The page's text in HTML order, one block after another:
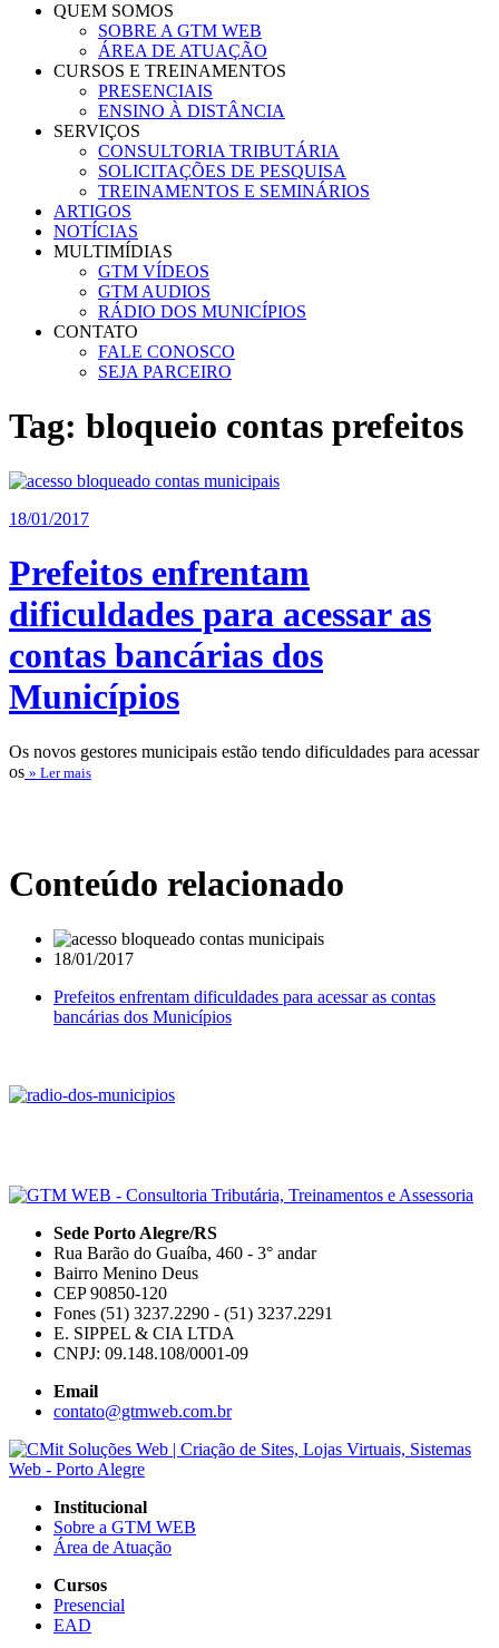
QUEM SOMOS
SOBRE A GTM WEB
ÁREA DE ATUAÇÃO
CURSOS E TREINAMENTOS
PRESENCIAIS
ENSINO À DISTÂNCIA
SERVIÇOS
CONSULTORIA TRIBUTÁRIA
SOLICITAÇÕES DE PESQUISA
TREINAMENTOS E SEMINÁRIOS
ARTIGOS
NOTÍCIAS
MULTIMÍDIAS
GTM VÍDEOS
GTM AUDIOS
RÁDIO DOS MUNICÍPIOS
CONTATO
FALE CONOSCO
SEJA PARCEIRO
Tag: bloqueio contas prefeitos
18/01/2017
Prefeitos enfrentam
dificuldades para acessar as
contas bancárias dos
Municípios
Os novos gestores municipais estão tendo dificuldades para acessar
os » Ler mais
Conteúdo relacionado
18/01/2017
Prefeitos enfrentam dificuldades para acessar as contas
bancárias dos Municípios
Sede Porto Alegre/RS
Rua Barão do Guaíba, 460 - 3° andar
Bairro Menino Deus
CEP 90850-120
Fones (51) 3237.2290 - (51) 3237.2291
E. SIPPEL & CIA LTDA
CNPJ: 09.148.108/0001-09
Email
contato@gtmweb.com.br
Institucional
Sobre a GTM WEB
Área de Atuação
Cursos
Presencial
EAD